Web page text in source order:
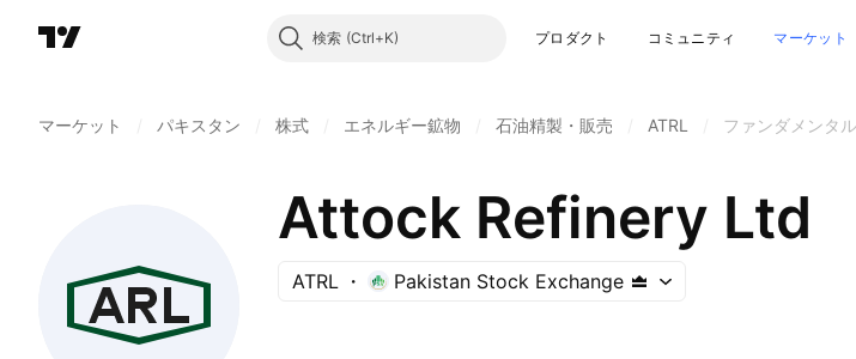
検索 プロダクト コミュニティ マーケット
マーケット パキスタン 株式 エネルギー鉱物 石油精製・販売 ATRL ファンダメンタル
Attock Refinery Ltd
ATRL Pakistan Stock Exchange